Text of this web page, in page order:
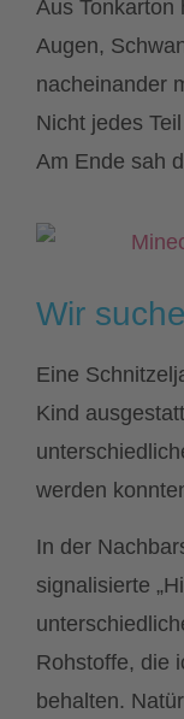
Aus Tonkarton
Augen,
nacheinander
Nicht jedes
Am Ende sah
Wir
Eine
Kind
werden
In der
signalisierte
Rohstoffe, die
behalten.